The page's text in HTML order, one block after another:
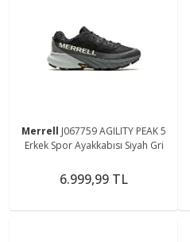
Merrell J067759 AGILITY PEAK 5
Erkek Spor Ayakkabısı Siyah Gri
6.999,99 TL